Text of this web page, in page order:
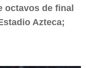
octavos de final
Azteca;